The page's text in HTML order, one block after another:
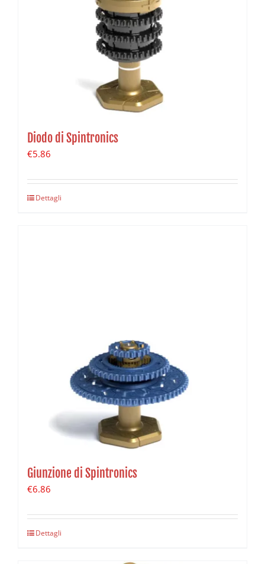
Diodo di Spintronics
€5.86
Dettagli
Giunzione di Spintronics
€6.86
Dettagli